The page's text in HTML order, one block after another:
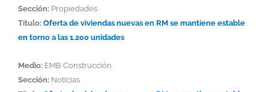
Sección: Propiedades
Título: Oferta de viviendas nuevas en RM se mantiene estable
en torno a las 1.200 unidades
Medio: EMB Construcción
Sección: Noticias